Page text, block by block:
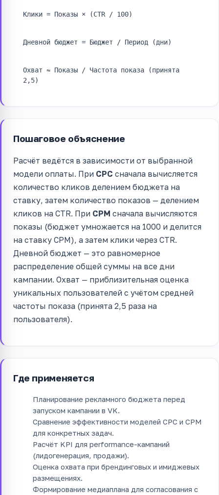
Клики = Показы × (CTR / 100)
Дневной бюджет = Бюджет / Период (дни)
Охват ≈ Показы / Частота показа (принята
2,5)
Пошаговое объяснение
Расчёт ведётся в зависимости от выбранной
модели оплаты. При CPC сначала вычисляется
количество кликов делением бюджета на
ставку, затем количество показов — делением
кликов на CTR. При CPM сначала вычисляются
показы (бюджет умножается на 1000 и делится
на ставку CPM), а затем клики через CTR.
Дневной бюджет — это равномерное
распределение общей суммы на все дни
кампании. Охват — приблизительная оценка
уникальных пользователей с учётом средней
частоты показа (принята 2,5 раза на
пользователя).
Где применяется
Планирование рекламного бюджета перед
запуском кампании в VK.
Сравнение эффективности моделей CPC и CPM
для конкретных задач.
Расчёт KPI для performance-кампаний
(лидогенерация, продажи).
Оценка охвата при брендинговых и имиджевых
размещениях.
Формирование медиаплана для согласования с